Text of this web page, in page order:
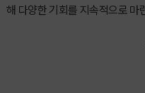
해 다양한 기회를 지속적으로 마